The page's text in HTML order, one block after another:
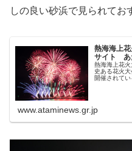
しの良い砂浜で見られてお
熱海海上
サイト あ
熱海海上花
史ある花火
開催されて
www.ataminews.gr.jp